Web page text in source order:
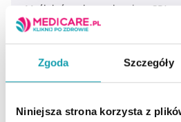
Zgoda Szczegóły
Niniejsza strona korzysta z
Myślałaś nad urządzeniem SPA
pomysł na pełen relaksu
podpowiada ekspert medicare.pl.